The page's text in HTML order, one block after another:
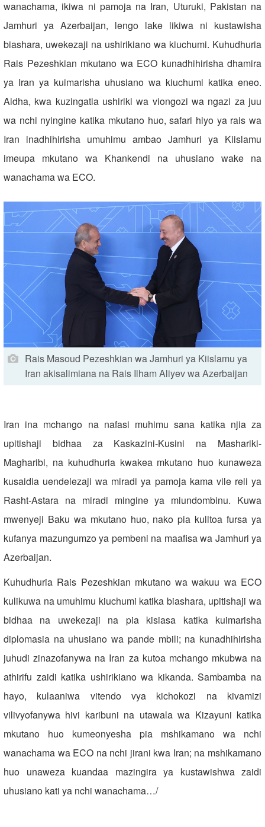
wanachama, ikiwa ni pamoja na Iran, Uturuki, Pakistan na
Jamhuri ya Azerbaijan, lengo lake likiwa ni kustawisha
biashara, uwekezaji na ushirikiano wa kiuchumi. Kuhudhuria
Rais Pezeshkian mkutano wa ECO kunadhihirisha dhamira
ya Iran ya kuimarisha uhusiano wa kiuchumi katika eneo.
Aidha, kwa kuzingatia ushiriki wa viongozi wa ngazi za juu
wa nchi nyingine katika mkutano huo, safari hiyo ya rais wa
Iran inadhihirisha umuhimu ambao Jamhuri ya Kiislamu
imeupa mkutano wa Khankendi na uhusiano wake na
wanachama wa ECO.
Rais Masoud Pezeshkian wa Jamhuri ya Kiislamu ya
Iran akisalimiana na Rais Ilham Aliyev wa Azerbaijan
Iran ina mchango na nafasi muhimu sana katika njia za
upitishaji bidhaa za Kaskazini-Kusini na Mashariki-
Magharibi, na kuhudhuria kwakea mkutano huo kunaweza
kusaidia uendelezaji wa miradi ya pamoja kama vile reli ya
Rasht-Astara na miradi mingine ya miundombinu. Kuwa
mwenyeji Baku wa mkutano huo, nako pia kulitoa fursa ya
kufanya mazungumzo ya pembeni na maafisa wa Jamhuri ya
Azerbaijan.
Kuhudhuria Rais Pezeshkian mkutano wa wakuu wa ECO
kulikuwa na umuhimu kiuchumi katika biashara, upitishaji wa
bidhaa na uwekezaji na pia kisiasa katika kuimarisha
diplomasia na uhusiano wa pande mbili; na kunadhihirisha
juhudi zinazofanywa na Iran za kutoa mchango mkubwa na
athirifu zaidi katika ushirikiano wa kikanda. Sambamba na
hayo, kulaaniwa vitendo vya kichokozi na kivamizi
vilivyofanywa hivi karibuni na utawala wa Kizayuni katika
mkutano huo kumeonyesha pia mshikamano wa nchi
wanachama wa ECO na nchi jirani kwa Iran; na mshikamano
huo unaweza kuandaa mazingira ya kustawishwa zaidi
uhusiano kati ya nchi wanachama…/